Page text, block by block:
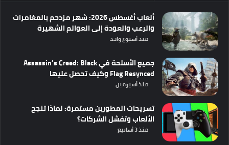
ألعاب أغسطس 2026: شهر مزدحم بالمغامرات
والرعب والعودة إلى العوالم الشهيرة
منذ أسبوع واحد
جميع الأسلحة في Assassin’s Creed: Black
Flag Resynced وكيف تحصل عليها
منذ أسبوعين
تسريحات المطورين مستمرة: لماذا تنجح
الألعاب وتفشل الشركات؟
منذ 3 أسابيع